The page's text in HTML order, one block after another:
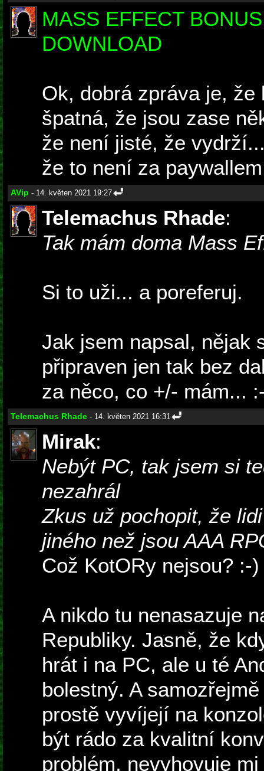
MASS EFFECT
DOWNLOAD
Ok, dobrá zpráva je, že
špatná, že jsou zase
že není jisté, že
že to není za
AVip - 14. květen 2021 19:27
Telemachus Rhade:
Tak mám doma Mass
Si to uži... a poreferuj.
Jak jsem napsal, nějak
připraven jen tak bez
za něco, co +/- mám...
Telemachus Rhade - 14. květen 2021 16:31
Mirak:
Nebýt PC, tak jsem si
nezahrál
Zkus už pochopit, že
jiného než jsou AAA
Což KotORy nejsou? :-)
A nikdo tu nenasazuje
Republiky. Jasně, že
hrát i na PC, ale u té
bolestný. A
prostě vyvíjejí na
být rádo za kvalitní
problém, nevyhovuje